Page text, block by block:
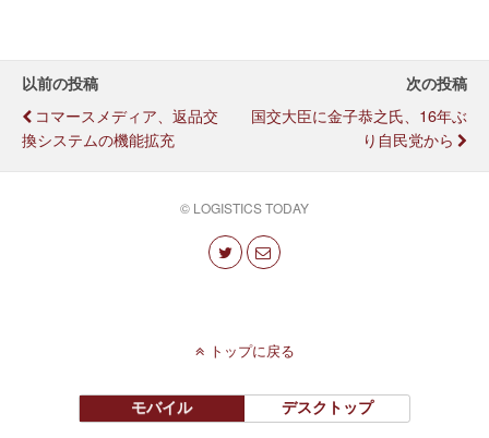
以前の投稿
コマースメディア、返品交
換システムの機能拡充
次の投稿
国交大臣に金子恭之氏、16年ぶ
り自民党から
© LOGISTICS TODAY
トップに戻る
モバイル デスクトップ